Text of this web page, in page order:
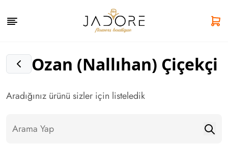
Ozan (Nallıhan) Çiçekçi
Aradığınız ürünü sizler için listeledik